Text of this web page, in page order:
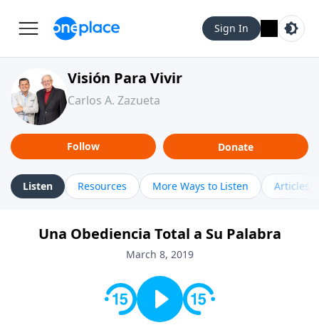
Sign In
Visión Para Vivir
Carlos A. Zazueta
Follow Donate
Listen Resources More Ways to Listen Articles
Una Obediencia Total a Su Palabra
March 8, 2019